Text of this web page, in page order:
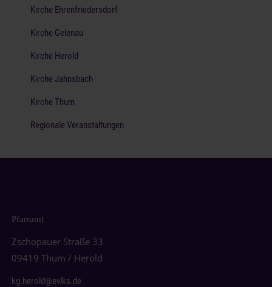
Kirche Ehrenfriedersdorf
Kirche Gelenau
Kirche Herold
Kirche Jahnsbach
Kirche Thum
Regionale Veranstaltungen
Pfarramt
Zschopauer Straße 33
09419 Thum / Herold
kg.herold@evlks.de